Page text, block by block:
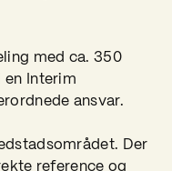
med ca. 350
Interim
ansvar.
Der
reference og